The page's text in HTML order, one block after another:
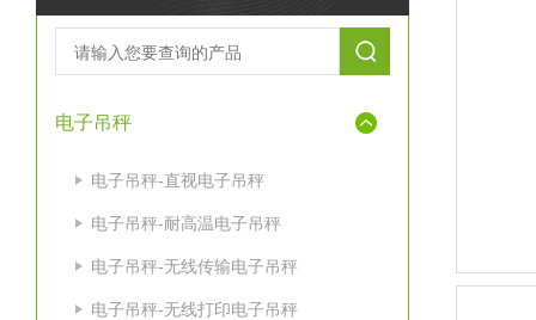
电子吊秤
电子吊秤-直视电子吊秤
电子吊秤-耐高温电子吊秤
电子吊秤-无线传输电子吊秤
电子吊秤-无线打印电子吊秤